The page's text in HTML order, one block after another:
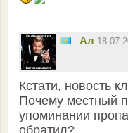
Ал
Кстати, новость
Почему местный
упоминании
обратил?